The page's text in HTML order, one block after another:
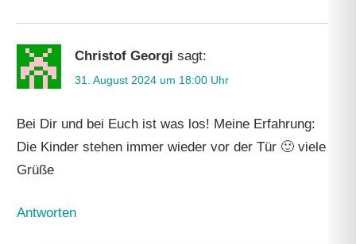
Christof Georgi sagt:
31. August 2024 um 18:00 Uhr
Bei Dir und bei Euch ist was los! Meine Erfahrung:
Die Kinder stehen immer wieder vor der Tür 🙂 viele
Grüße
Antworten